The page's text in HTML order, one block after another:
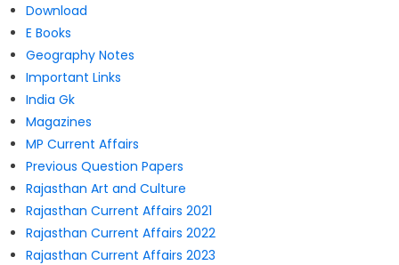
Download
E Books
Geography Notes
Important Links
India Gk
Magazines
MP Current Affairs
Previous Question Papers
Rajasthan Art and Culture
Rajasthan Current Affairs 2021
Rajasthan Current Affairs 2022
Rajasthan Current Affairs 2023